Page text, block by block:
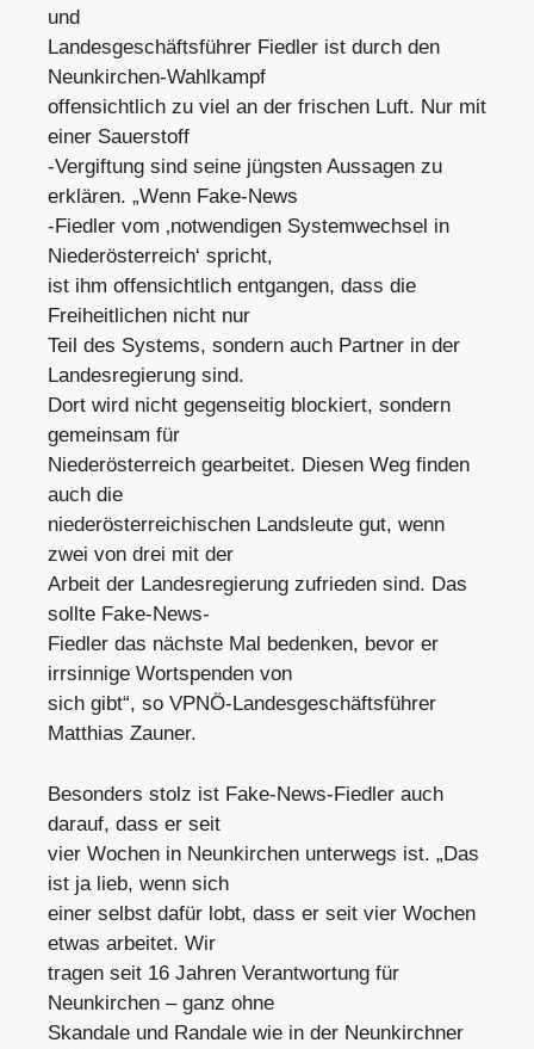
und
Landesgeschäftsführer Fiedler ist durch den
Neunkirchen-Wahlkampf
offensichtlich zu viel an der frischen Luft. Nur mit
einer Sauerstoff
-Vergiftung sind seine jüngsten Aussagen zu
erklären. „Wenn Fake-News
-Fiedler vom ‚notwendigen Systemwechsel in
Niederösterreich‘ spricht,
ist ihm offensichtlich entgangen, dass die
Freiheitlichen nicht nur
Teil des Systems, sondern auch Partner in der
Landesregierung sind.
Dort wird nicht gegenseitig blockiert, sondern
gemeinsam für
Niederösterreich gearbeitet. Diesen Weg finden
auch die
niederösterreichischen Landsleute gut, wenn
zwei von drei mit der
Arbeit der Landesregierung zufrieden sind. Das
sollte Fake-News-
Fiedler das nächste Mal bedenken, bevor er
irrsinnige Wortspenden von
sich gibt“, so VPNÖ-Landesgeschäftsführer
Matthias Zauner.
Besonders stolz ist Fake-News-Fiedler auch
darauf, dass er seit
vier Wochen in Neunkirchen unterwegs ist. „Das
ist ja lieb, wenn sich
einer selbst dafür lobt, dass er seit vier Wochen
etwas arbeitet. Wir
tragen seit 16 Jahren Verantwortung für
Neunkirchen – ganz ohne
Skandale und Randale wie in der Neunkirchner